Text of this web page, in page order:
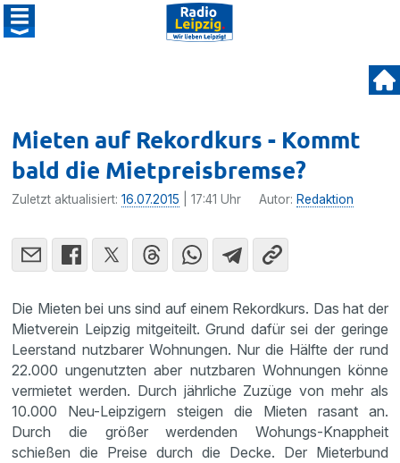
Mieten auf Rekordkurs - Kommt
bald die Mietpreisbremse?
Zuletzt aktualisiert:16.07.2015 | 17:41 Uhr Autor: Redaktion
Die Mieten bei uns sind auf einem Rekord­kurs. Das hat der
Mietverein Leipzig mitgei­teilt. Grund dafür sei der geringe
Leerstand nutzbarer Wohnungen. Nur die Hälfte der rund
22.000 ungenutzten aber nutzbaren Wohnungen könne
vermietet werden. Durch jährliche Zuzüge von mehr als
10.000 Neu-Leipzi­gern steigen die Mieten rasant an.
Durch die größer werdenden Wohungs-Knapp­heit
schießen die Preise durch die Decke. Der Mieter­bund